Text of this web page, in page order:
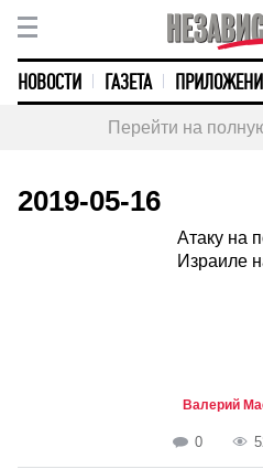
НОВОСТИ ГАЗЕТА
Перейти на
2019-05-16
Атаку на
Израиле
Валерий
0